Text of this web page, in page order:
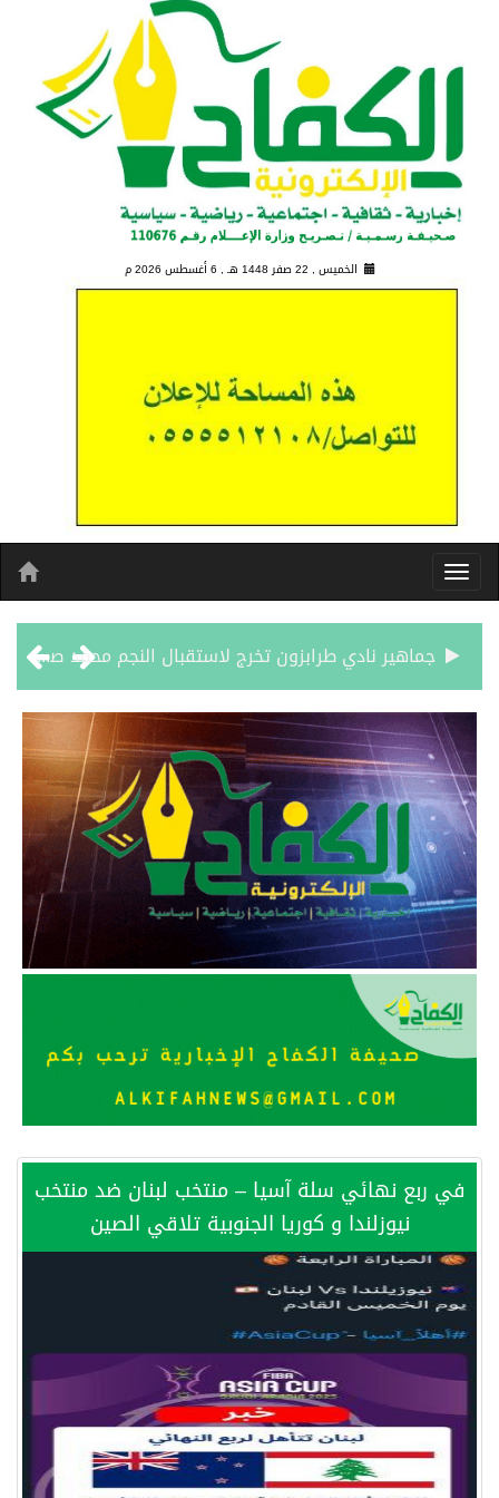
الخميس , 22 صفر 1448 هـ , 6 أغسطس 2026 م
جماهير نادي طرابزون تخرج لاستقبال النجم محمد صلاح
الاحتفال بافتتاح “جناح سمو الشيخة فاطمة بنت مبارك لأمراض النساء والتوليد” في مستشفى المقاصد
المدرب الكويتي – ماهر يدرب نادي جدة
سمو امير الكويت يتسلم رسالة خطية من سمو الامير محمد بن سلمان
ترامب: مضيق هرمز سيُفتح “قريباً جداً”.. وإلا ستتعرض إيران لـ”ضربة قوية للغاية”
وزير الخارجية المصري يلتقي نظيره السعودي على هامش الاجتماع الوزاري حول القدس في عمّان
ترقية الدكتور – ماهر الخريشا
بين البحر والترفيه والثقافة والتسوق صيف جدة.. شواطئ رائعة وأنشطة متنوعة ووجهات تناسب كل الأذواق
في ربع نهائي سلة آسيا – منتخب لبنان ضد منتخب
نيوزلندا و كوريا الجنوبية تلاقي الصين